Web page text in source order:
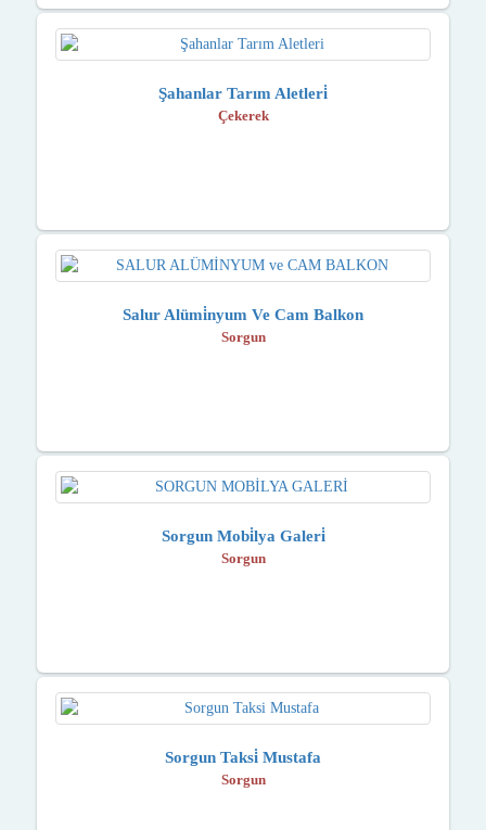
Şahanlar Tarım Aletleri̇
Çekerek
Salur Alümi̇nyum Ve Cam Balkon
Sorgun
Sorgun Mobi̇lya Galeri̇
Sorgun
Sorgun Taksi̇ Mustafa
Sorgun